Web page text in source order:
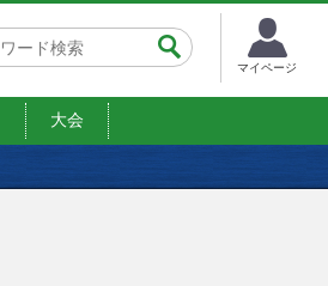
マイページ
大会